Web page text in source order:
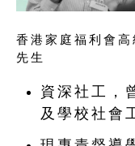
香港家庭福利會
先生
資深社工，
及學校社會